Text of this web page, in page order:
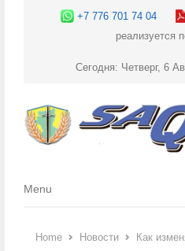
+7 776 701 74 04
реализуется
Сегодня: Четверг, 6
Menu
Menu
Home Новости Как